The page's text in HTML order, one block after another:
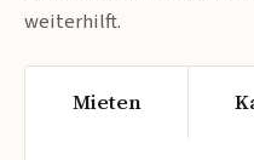
weiterhilft.
Mieten